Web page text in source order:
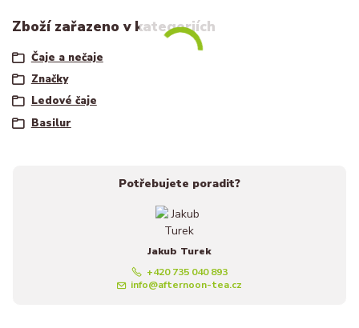
Zboží zařazeno v kategoriích
Čaje a nečaje
Značky
Ledové čaje
Basilur
Potřebujete poradit?
Jakub Turek
+420 735 040 893
info@afternoon-tea.cz